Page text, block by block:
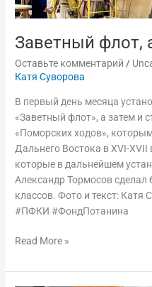
Заветный флот,
Оставьте комментарий /
Катя Суворова
В первый день месяца
«Заветный флот», а затем и
«Поморских ходов»,
Дальнего Востока в XVI-
которые в дальнейшем
Александр Тормосов сделал
классов. Фото и текст:
#ПФКИ #ФондПотанина
Read More »